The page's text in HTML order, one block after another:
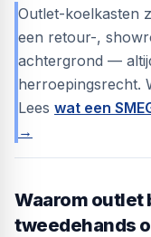
Outlet-koelkasten
een retour-,
achtergrond —
herroepingsrecht.
Lees wat een
→
Waarom outlet
tweedehands